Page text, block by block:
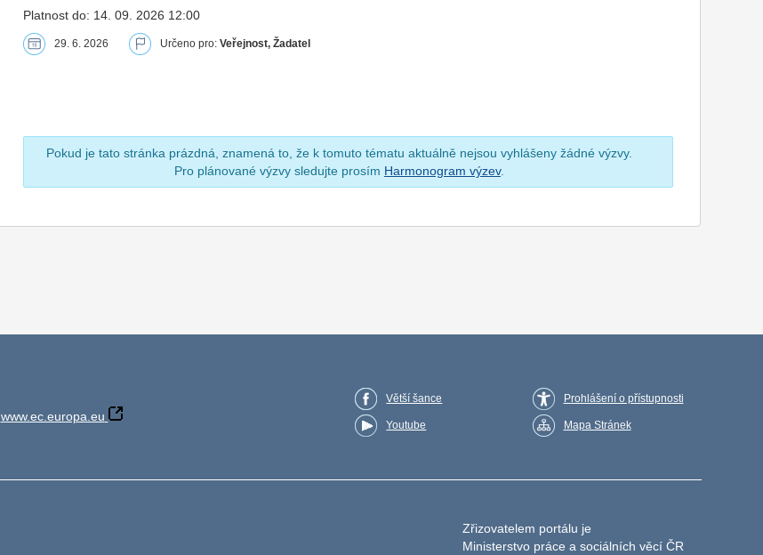
Platnost do: 14. 09. 2026 12:00
29. 6. 2026 Určeno pro:Veřejnost, Žadatel
Pokud je tato stránka prázdná, znamená to, že k tomuto tématu aktuálně nejsou vyhlášeny žádné výzvy.
Pro plánované výzvy sledujte prosím Harmonogram výzev.
www.ec.europa.eu
Větší šance
Youtube
Prohlášení o přístupnosti
Mapa Stránek
Zřizovatelem portálu je
Ministerstvo práce a sociálních věcí ČR